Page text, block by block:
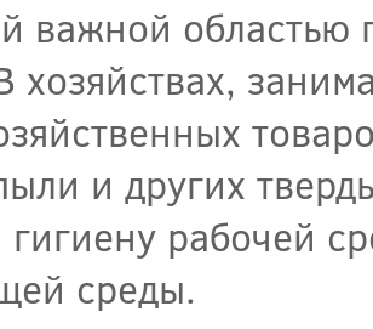
важной областью
хозяйствах,
и других
гигиену рабочей
среды.